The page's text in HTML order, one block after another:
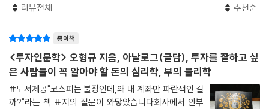
07. 우리의 의사결정이 현명하기 힘든 이유
“평생 설탕물이나 팔 건가?”
속지 말자! 프레임
금융회사들의 민낯
프레임 역이용하기
원영적 사고, 우희적 사고
나 예측 불가능한 시장의 ‘본질’을 이해하는 데는 도움을 주지 못하고 있다.
해하고 대비할 수 있도록, 인간의 심리 오류(행동경제학), 시대를 초월한
인류의 지혜(고전, 속담), 시장 역학(물리학)이라는 세 가지 축을 중심으
로 투자의 세계를 입체적으로 해부한다. 이를 통해 지식을 넘어선 ‘지혜’를
통해 투자의 본질을 꿰뚫어 보는 통찰력을 제공한다.
리뷰전체 추천순
종이책
<투자인문학> 오형규 지음, 아날로그(글담), 투자를 잘하고 싶
은 사람들이 꼭 알아야 할 돈의 심리학, 부의 물리학
#도서제공"코스피는 불장인데,왜 내 계좌만 파란색인 걸
까?"라는 책 표지의 질문이 와닿았습니다회사에서 안부